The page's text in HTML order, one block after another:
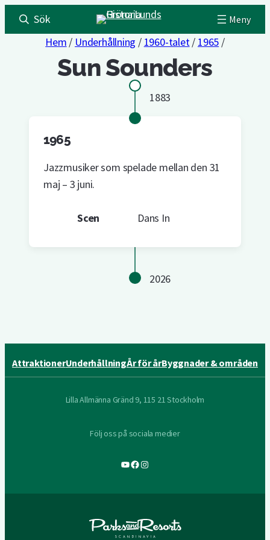
Sök
Hem / Underhållning / 1960-talet/ 1965 /
Sun Sounders
1883
1965
Jazzmusiker som spelade mellan den 31
maj – 3 juni.
Scen Dans In
2026
AttraktionerUnderhållningÅr för årByggnader & områden
Lilla Allmänna Gränd 9, 115 21 Stockholm
Följ oss på sociala medier
YouTube
Facebook
Instagram